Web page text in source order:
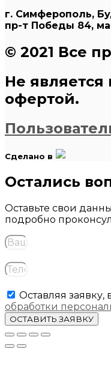
г. Симферополь,
пр-т Победы 84,
© 2021 Все
Не
офертой.
Сделано в
Остались
Оставьте свои
подробно
Оставляя заявку,
обработки
ОСТАВИТЬ ЗАЯВКУ